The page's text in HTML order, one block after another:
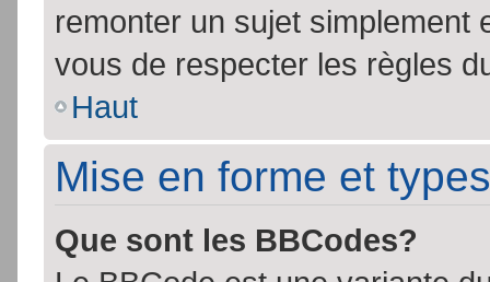
remonter un sujet simplement
vous de respecter les règles
Haut
Mise en forme et
Que sont les BBCodes?